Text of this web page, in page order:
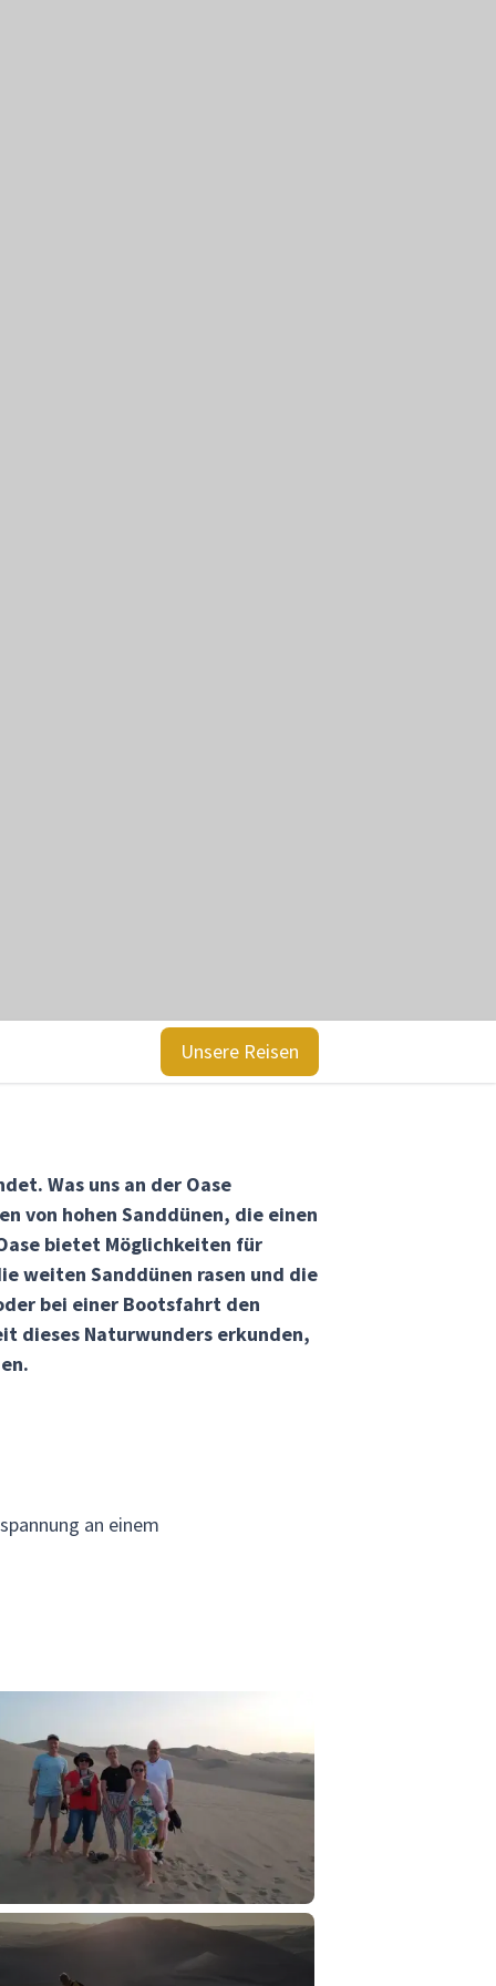
Unsere Reisen
Was uns an der Oase
von hohen Sanddünen, die einen
bietet Möglichkeiten für
weiten Sanddünen rasen und die
bei einer Bootsfahrt den
dieses Naturwunders erkunden,
an einem